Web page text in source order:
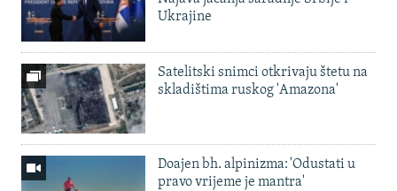
Ukrajine
Satelitski snimci otkrivaju štetu na
skladištima ruskog 'Amazona'
Doajen bh. alpinizma: 'Odustati u
pravo vrijeme je mantra'